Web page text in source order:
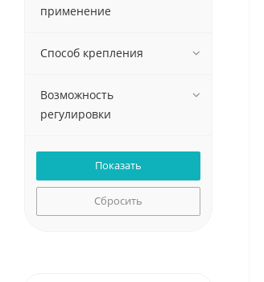
применение
Способ крепления
Возможность
регулировки
Сбросить